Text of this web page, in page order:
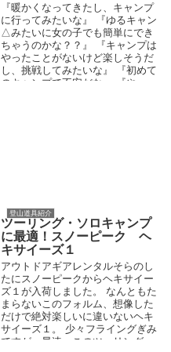
『暖かくなってきたし、キャンプ
に行ってみたいな』 『ゆるキャン
△みたいに女の子でも簡単にでき
ちゃうのかな？？』 『キャンプは
やったことがないけど楽しそうだ
し、挑戦してみたいな』 『初めて
のキャンプで不安だな』 『やっ...
登山道具紹介
ツーリング・ソロキャンプ
に最適！スノーピーク ヘ
キサイーズ１
アウトドアギアレンタルそらのし
たにスノーピークからヘキサイー
ズ１が入荷しました。 なんともた
まらないこのフォルム、想像した
だけで絶対楽しいに違いないヘキ
サイーズ１。 少々フライングぎみ
ですが、早速、このツーリング・